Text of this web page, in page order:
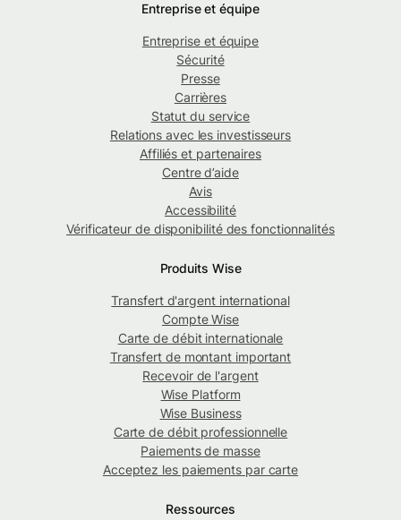
Entreprise et équipe
Entreprise et équipe
Sécurité
Presse
Carrières
Statut du service
Relations avec les investisseurs
Affiliés et partenaires
Centre d’aide
Avis
Accessibilité
Vérificateur de disponibilité des fonctionnalités
Produits Wise
Transfert d'argent international
Compte Wise
Carte de débit internationale
Transfert de montant important
Recevoir de l'argent
Wise Platform
Wise Business
Carte de débit professionnelle
Paiements de masse
Acceptez les paiements par carte
Ressources